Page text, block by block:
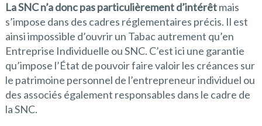
La SNC n’a donc pas particulièrement d’intérêtmais
s’impose dans des cadres réglementaires précis. Il est
ainsi impossible d’ouvrir un Tabac autrement qu’en
Entreprise Individuelle ou SNC. C’est ici une garantie
qu’impose l’État de pouvoir faire valoir les créances sur
le patrimoine personnel de l’entrepreneur individuel ou
des associés également responsables dans le cadre de
la SNC.